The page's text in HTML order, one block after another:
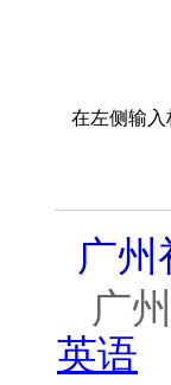
在左侧输入
广州
广
英语